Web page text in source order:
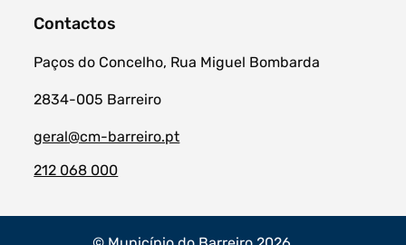
Contactos
Paços do Concelho, Rua Miguel Bombarda
2834-005 Barreiro
geral@cm-barreiro.pt
212 068 000